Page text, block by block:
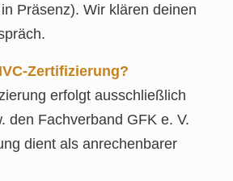
Präsenz). Wir klären deinen
erfolgt ausschließlich
den Fachverband GFK e. V.
dient als anrechenbarer